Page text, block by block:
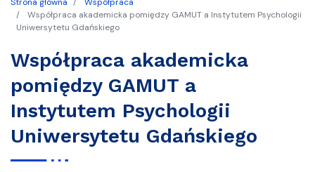
Współpraca akademicka pomiędzy GAMUT a Instytutem Psychologii
Uniwersytetu Gdańskiego
Współpraca akademicka
pomiędzy GAMUT a
Instytutem Psychologii
Uniwersytetu Gdańskiego